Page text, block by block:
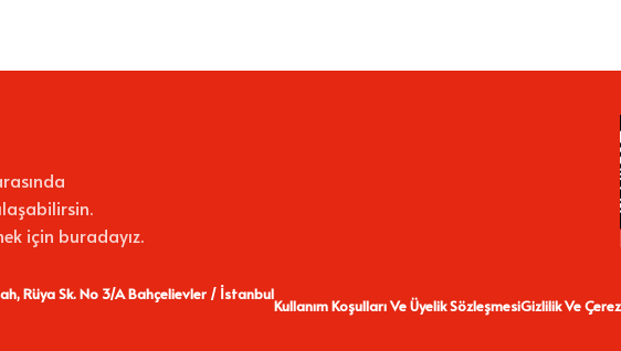
için buradayız.
Rüya Sk. No 3/A Bahçelievler / İstanbul
Kullanım Koşulları Ve Üyelik SözleşmesiGizlilik Ve